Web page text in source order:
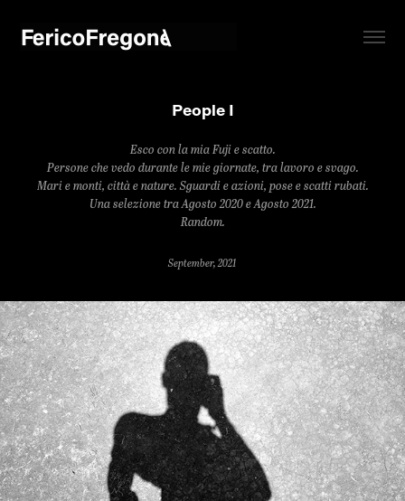
People I
Esco con la mia Fuji e scatto.
Persone che vedo durante le mie giornate, tra lavoro e svago.
Mari e monti, città e nature. Sguardi e azioni, pose e scatti rubati.
Una selezione tra Agosto 2020 e Agosto 2021.
Random.
September, 2021